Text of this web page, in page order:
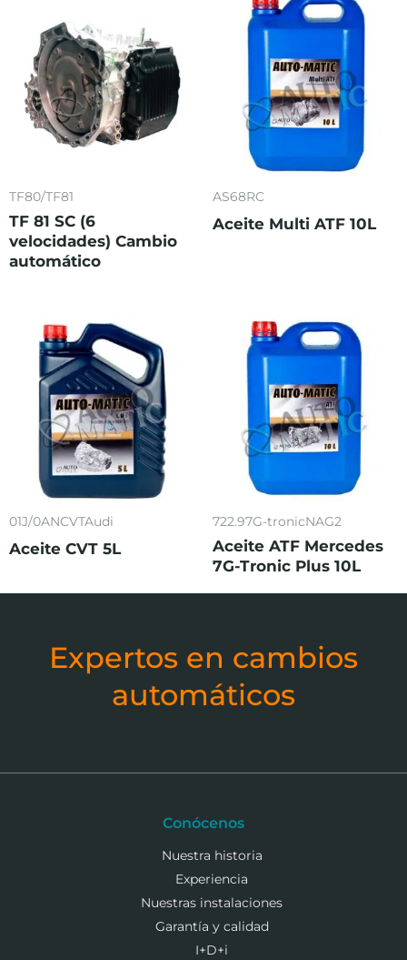
TF80/TF81
TF 81 SC (6
velocidades) Cambio
automático
AS68RC
Aceite Multi ATF 10L
01J/0ANCVTAudi
Aceite CVT 5L
722.97G-tronicNAG2
Aceite ATF Mercedes
7G-Tronic Plus 10L
Expertos en cambios
automáticos
Conócenos
Nuestra historia
Experiencia
Nuestras instalaciones
Garantía y calidad
I+D+i